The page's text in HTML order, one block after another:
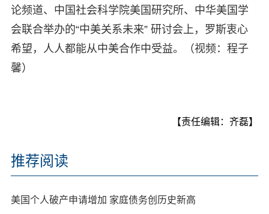
论频道、中国社会科学院美国研究所、中华美国学
会联合举办的“中美关系未来” 研讨会上，罗斯衷心
希望，人人都能从中美合作中受益。（视频：程子
馨）
【责任编辑：齐磊】
推荐阅读
美国个人破产申请增加 家庭债务创历史新高